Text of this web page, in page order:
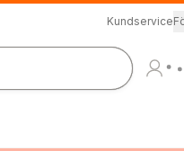
Kundservice